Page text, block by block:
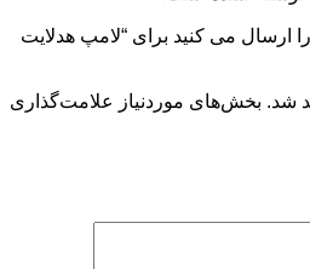
ارسال می کنید برای “لامپ هدلایت
شد. بخش‌های موردنیاز علامت‌گذاری